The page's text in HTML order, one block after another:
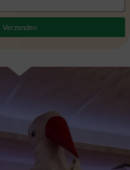
Verzenden